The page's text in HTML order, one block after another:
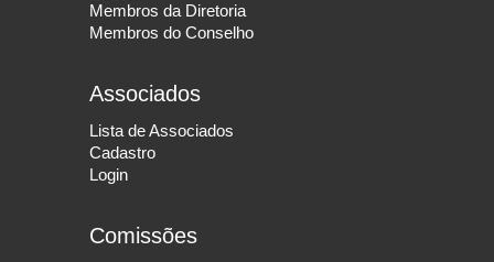
Membros da Diretoria
Membros do Conselho
Associados
Lista de Associados
Cadastro
Login
Comissões